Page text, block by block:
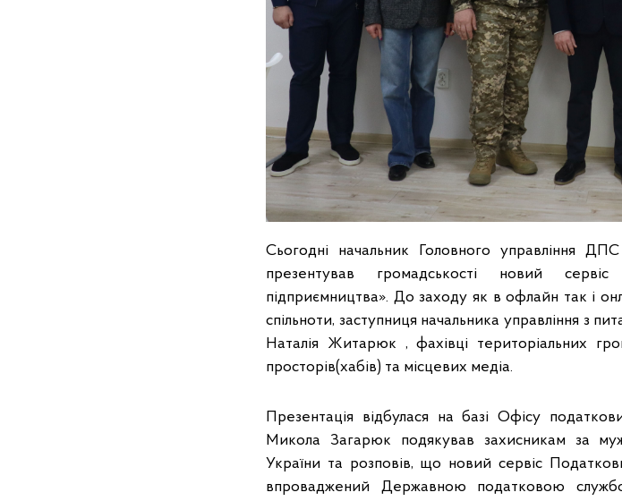
Сьогодні начальник Головного управління
презентував громадськості новий
підприємництва». До заходу як в офлайн так і
спільноти, заступниця начальника управління з
Наталія Житарюк , фахівці територіальних
просторів(хабів) та місцевих медіа.
Презентація відбулася на базі Офісу
Микола Загарюк подякував захисникам за
України та розповів, що новий сервіс
впроваджений Державною податковою